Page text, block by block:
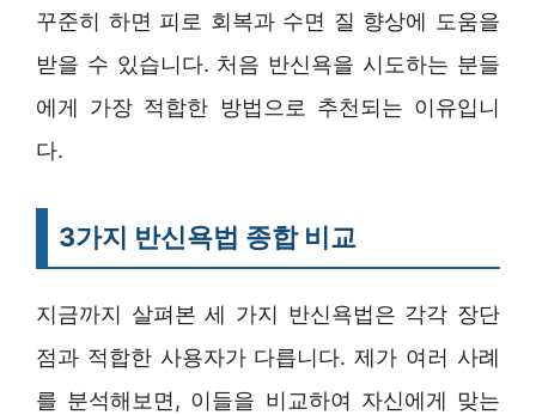
꾸준히 하면 피로 회복과 수면 질 향상에 도움을
받을 수 있습니다. 처음 반신욕을 시도하는 분들
에게 가장 적합한 방법으로 추천되는 이유입니
다.
3가지 반신욕법 종합 비교
지금까지 살펴본 세 가지 반신욕법은 각각 장단
점과 적합한 사용자가 다릅니다. 제가 여러 사례
를 분석해보면, 이들을 비교하여 자신에게 맞는